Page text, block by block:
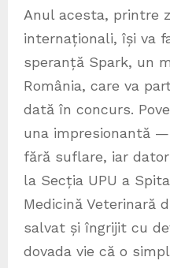
Anul acesta, printre
internaționali, își va
speranță Spark, un
România, care va
dată în concurs.
una impresionantă
fără suflare, iar
la Secția UPU a
Medicină Veterinară
salvat și îngrijit cu
dovada vie că o